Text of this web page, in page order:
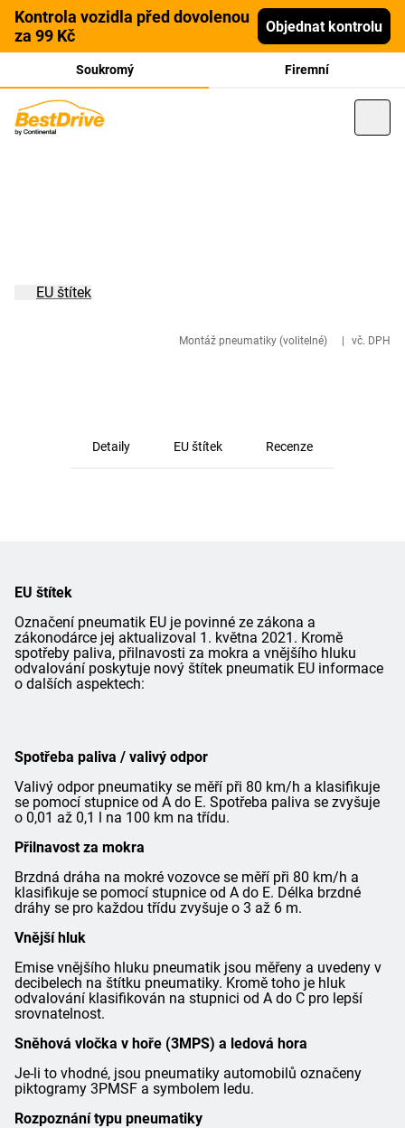
Kontrola vozidla před dovolenou
za 99 Kč
Objednat kontrolu
Soukromý Firemní
Montáž pneumatiky (volitelné) vč. DPH
EU štítek
Detaily EU štítek Recenze
EU štítek
Označení pneumatik EU je povinné ze zákona a
zákonodárce jej aktualizoval 1. května 2021. Kromě
spotřeby paliva, přilnavosti za mokra a vnějšího hluku
odvalování poskytuje nový štítek pneumatik EU informace
o dalších aspektech:
Spotřeba paliva / valivý odpor
Valivý odpor pneumatiky se měří při 80 km/h a klasifikuje
se pomocí stupnice od A do E. Spotřeba paliva se zvyšuje
o 0,01 až 0,1 l na 100 km na třídu.
Přilnavost za mokra
Brzdná dráha na mokré vozovce se měří při 80 km/h a
klasifikuje se pomocí stupnice od A do E. Délka brzdné
dráhy se pro každou třídu zvyšuje o 3 až 6 m.
Vnější hluk
Emise vnějšího hluku pneumatik jsou měřeny a uvedeny v
decibelech na štítku pneumatiky. Kromě toho je hluk
odvalování klasifikován na stupnici od A do C pro lepší
srovnatelnost.
Sněhová vločka v hoře (3MPS) a ledová hora
Je-li to vhodné, jsou pneumatiky automobilů označeny
piktogramy 3PMSF a symbolem ledu.
Rozpoznání typu pneumatiky